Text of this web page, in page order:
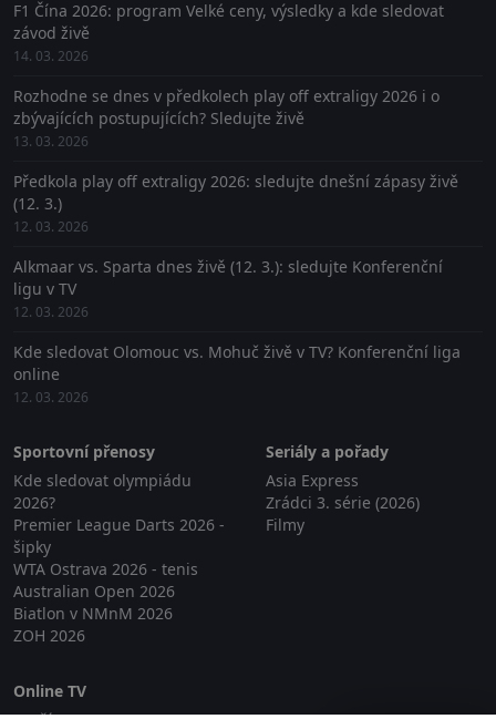
F1 Čína 2026: program Velké ceny, výsledky a kde sledovat
závod živě
14. 03. 2026
Rozhodne se dnes v předkolech play off extraligy 2026 i o
zbývajících postupujících? Sledujte živě
13. 03. 2026
Předkola play off extraligy 2026: sledujte dnešní zápasy živě
(12. 3.)
12. 03. 2026
Alkmaar vs. Sparta dnes živě (12. 3.): sledujte Konferenční
ligu v TV
12. 03. 2026
Kde sledovat Olomouc vs. Mohuč živě v TV? Konferenční liga
online
12. 03. 2026
Sportovní přenosy
Kde sledovat olympiádu
2026?
Premier League Darts 2026 -
šipky
WTA Ostrava 2026 - tenis
Australian Open 2026
Biatlon v NMnM 2026
ZOH 2026
Seriály a pořady
Asia Express
Zrádci 3. série (2026)
Filmy
Online TV